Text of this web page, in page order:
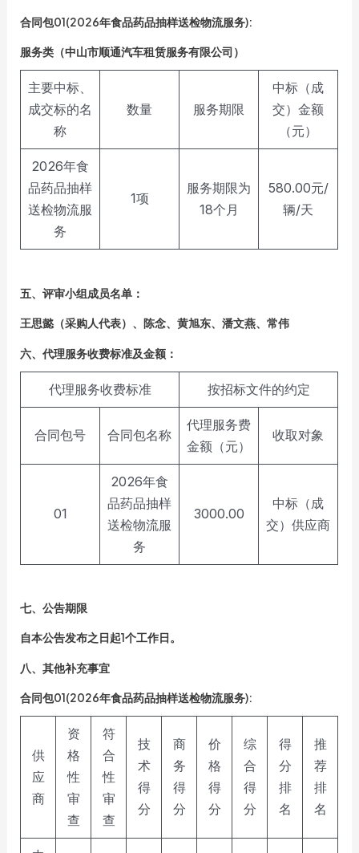
合同包01(2026年食品药品抽样送检物流服务):
服务类（中山市顺通汽车租赁服务有限公司）
主要中标、
成交标的名
称
数量 服务期限
中标（成
交）金额
（元）
2026年食
品药品抽样
送检物流服
务
1项
服务期限为
18个月
580.00元/
辆/天
五、评审小组成员名单：
王思懿（采购人代表）、陈念、黄旭东、潘文燕、常伟
六、代理服务收费标准及金额：
代理服务收费标准 按招标文件的约定
合同包号 合同包名称
代理服务费
金额（元）
收取对象
01
2026年食
品药品抽样
送检物流服
务
3000.00
中标（成
交）供应商
七、公告期限
自本公告发布之日起1个工作日。
八、其他补充事宜
合同包01(2026年食品药品抽样送检物流服务):
供
应
商
资
格
性
审
查
符
合
性
审
查
技
术
得
分
商
务
得
分
价
格
得
分
综
合
得
分
得
分
排
名
推
荐
排
名